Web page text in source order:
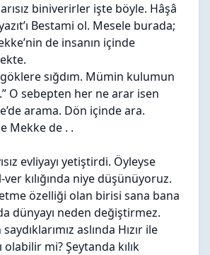
biniverirler işte böyle. Hâşâ
Bestami ol. Mesele burada;
de insanın içinde
sığdım. Mümin kulumun
O sebepten her ne arar isen
arama. Dön içinde ara.
Mekke de . .
evliyayı yetiştirdi. Öyleyse
ver kılığında niye düşünüyoruz.
özelliği olan birisi sana bana
dünyayı neden değiştirmez.
aslında Hızır ile
olabilir mi? Şeytanda kılık